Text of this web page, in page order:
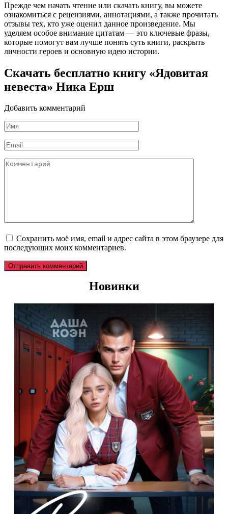
Прежде чем начать чтение или скачать книгу, вы можете
ознакомиться с рецензиями, аннотациями, а также прочитать
отзывы тех, кто уже оценил данное произведение. Мы
уделяем особое внимание цитатам — это ключевые фразы,
которые помогут вам лучше понять суть книги, раскрыть
личности героев и основную идею истории.
Скачать бесплатно книгу «Ядовитая
невеста» Ника Ерш
Добавить комментарий
Имя
*
Email
*
Комментарий
Сохранить моё имя, email и адрес сайта в этом браузере для
последующих моих комментариев.
Новинки